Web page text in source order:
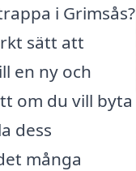
i Grimsås?
sätt att
en ny och
om du vill byta
dess
många